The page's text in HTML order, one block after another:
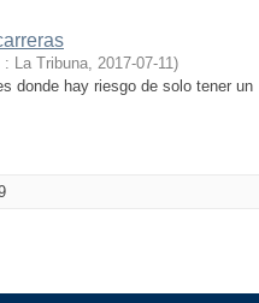
: La Tribuna, 2017-07-11)
donde hay riesgo de solo tener